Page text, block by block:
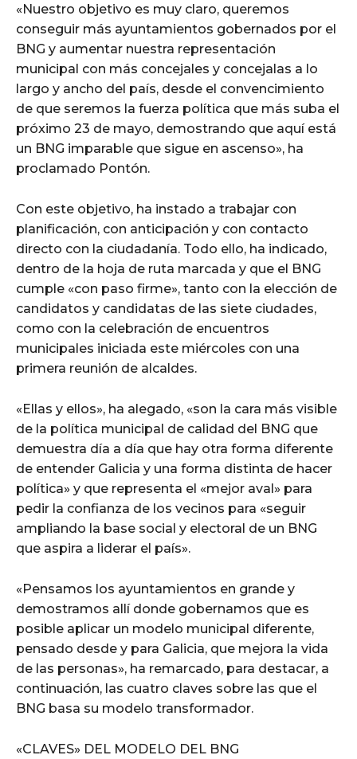
«Nuestro objetivo es muy claro, queremos
conseguir más ayuntamientos gobernados por el
BNG y aumentar nuestra representación
municipal con más concejales y concejalas a lo
largo y ancho del país, desde el convencimiento
de que seremos la fuerza política que más suba el
próximo 23 de mayo, demostrando que aquí está
un BNG imparable que sigue en ascenso», ha
proclamado Pontón.
Con este objetivo, ha instado a trabajar con
planificación, con anticipación y con contacto
directo con la ciudadanía. Todo ello, ha indicado,
dentro de la hoja de ruta marcada y que el BNG
cumple «con paso firme», tanto con la elección de
candidatos y candidatas de las siete ciudades,
como con la celebración de encuentros
municipales iniciada este miércoles con una
primera reunión de alcaldes.
«Ellas y ellos», ha alegado, «son la cara más visible
de la política municipal de calidad del BNG que
demuestra día a día que hay otra forma diferente
de entender Galicia y una forma distinta de hacer
política» y que representa el «mejor aval» para
pedir la confianza de los vecinos para «seguir
ampliando la base social y electoral de un BNG
que aspira a liderar el país».
«Pensamos los ayuntamientos en grande y
demostramos allí donde gobernamos que es
posible aplicar un modelo municipal diferente,
pensado desde y para Galicia, que mejora la vida
de las personas», ha remarcado, para destacar, a
continuación, las cuatro claves sobre las que el
BNG basa su modelo transformador.
«CLAVES» DEL MODELO DEL BNG